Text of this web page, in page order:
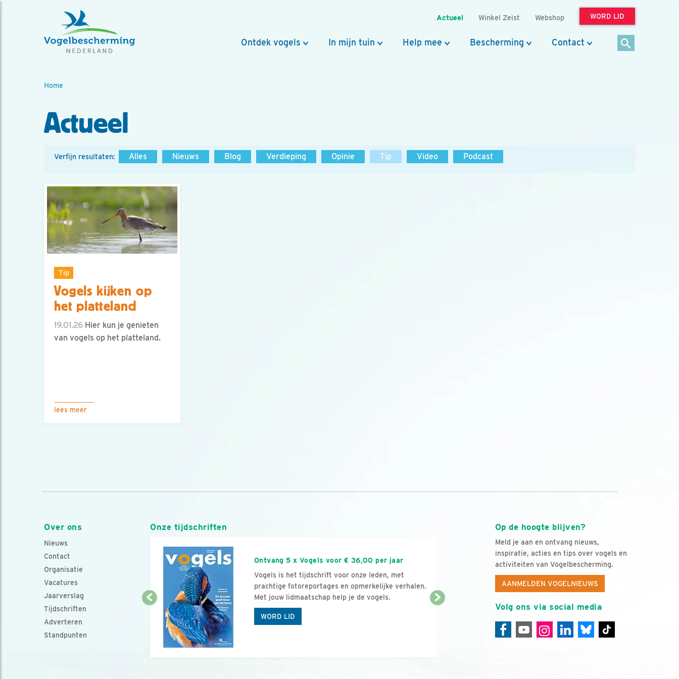
Actueel Winkel Zeist Webshop WORD LID
Ontdek vogels In mijn tuin Help mee Bescherming Contact
Home
Actueel
Verfijn resultaten: Alles Nieuws Blog Verdieping Opinie Tip Video Podcast
Tip
Vogels kijken op
het platteland
19.01.26 Hier kun je genieten
van vogels op het platteland.
lees meer
Over ons
Nieuws
Contact
Organisatie
Vacatures
Jaarverslag
Tijdschriften
Adverteren
Standpunten
Op de hoogte blijven?
Meld je aan en ontvang nieuws,
inspiratie, acties en tips over vogels en
activiteiten van Vogelbescherming.
AANMELDEN VOGELNIEUWS
Volg ons via social media
Onze tijdschriften
Ontvang 5 x Vogels voor € 36,00 per jaar
Vogels is het tijdschrift voor onze leden, met
prachtige fotoreportages en opmerkelijke verhalen.
Met jouw lidmaatschap help je de vogels.
WORD LID